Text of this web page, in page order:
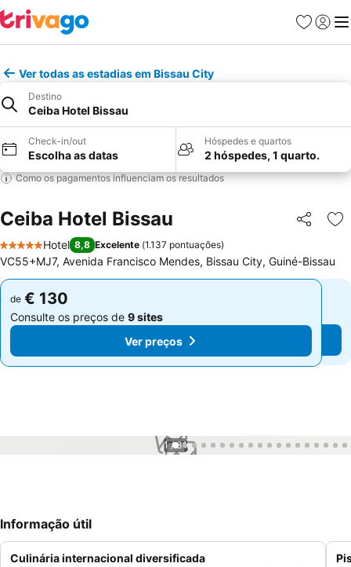
Favoritos
Iniciar
Ver todas as estadias em Bissau City
Destino
Ceiba Hotel Bissau
Check-in/out
Escolha as datas
Hóspedes e quartos
2 hóspedes, 1 quarto.
Como os pagamentos influenciam os resultados
Ceiba Hotel Bissau Partilhar
5 Estrelas
Hotel 8,8 Excelente (1.137 pontuações)
VC55+MJ7, Avenida Francisco Mendes, Bissau City, Guiné-Bissau
de € 130
Consulte os preços de 9 sites
Ver preços
de € 130
Consulte os preços de 9 sites
Ver preços
1 / 31
Informação útil
Culinária internacional diversificada